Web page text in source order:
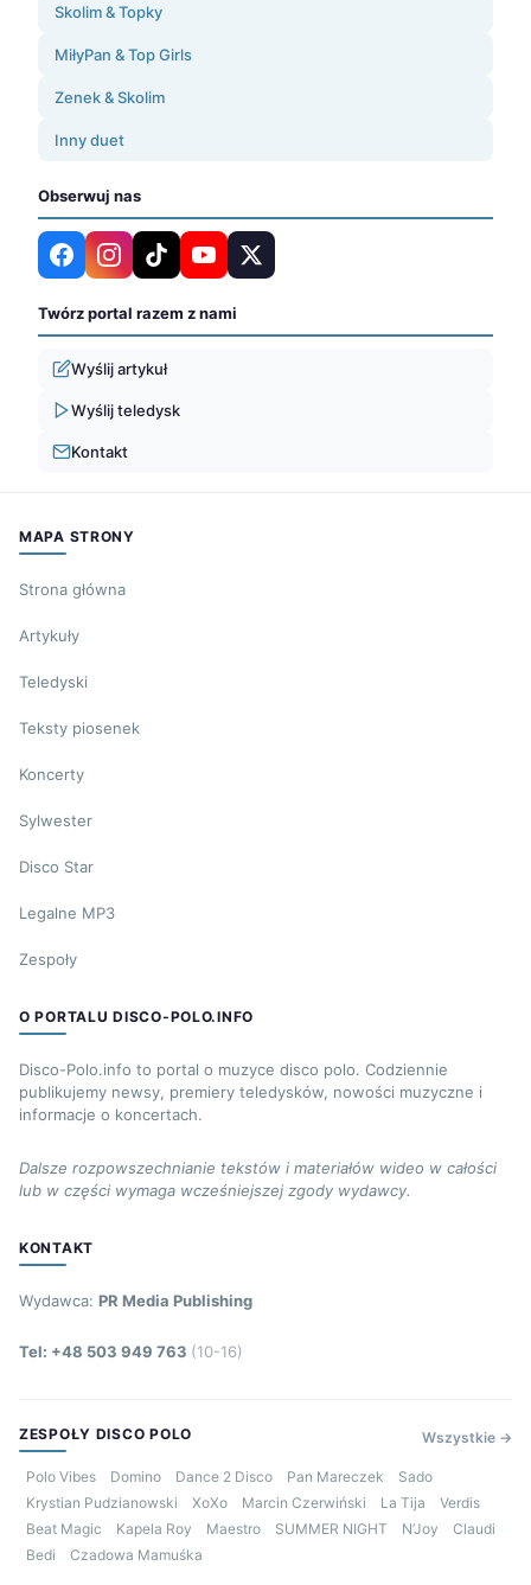
Skolim & Topky
MiłyPan & Top Girls
Zenek & Skolim
Inny duet
Obserwuj nas
Twórz portal razem z nami
Wyślij artykuł
Wyślij teledysk
Kontakt
MAPA STRONY
Strona główna
Artykuły
Teledyski
Teksty piosenek
Koncerty
Sylwester
Disco Star
Legalne MP3
Zespoły
O PORTALU DISCO-POLO.INFO
Disco-Polo.info to portal o muzyce disco polo. Codziennie
publikujemy newsy, premiery teledysków, nowości muzyczne i
informacje o koncertach.
Dalsze rozpowszechnianie tekstów i materiałów wideo w całości
lub w części wymaga wcześniejszej zgody wydawcy.
KONTAKT
Wydawca: PR Media Publishing
Tel: +48 503 949 763 (10-16)
ZESPOŁY DISCO POLO Wszystkie →
Polo Vibes Domino Dance 2 Disco Pan Mareczek
Sado
Krystian Pudzianowski
XoXo Marcin Czerwiński La Tija
Verdis
Beat Magic
Kapela Roy Maestro SUMMER NIGHT N’Joy
Claudi
Bedi
Czadowa Mamuśka